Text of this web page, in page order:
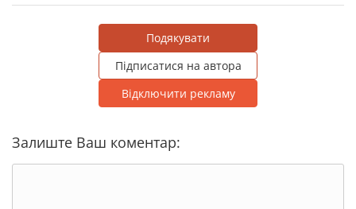
Подякувати
Підписатися на автора
Відключити рекламу
Залиште Ваш коментар: